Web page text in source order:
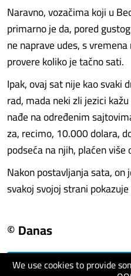
We use cookies to provide
Naravno, vozačima koji u
primarno je da, pored
ne naprave udes, s
provere koliko je tačno sati.
Ipak, ovaj sat nije kao svaki
rad, mada neki zli jezici
nađe na određenim
za, recimo, 10.000 dolara,
podseća na njih, plaćen
Nakon postavljanja sata, on
svakoj svojoj strani
© Danas